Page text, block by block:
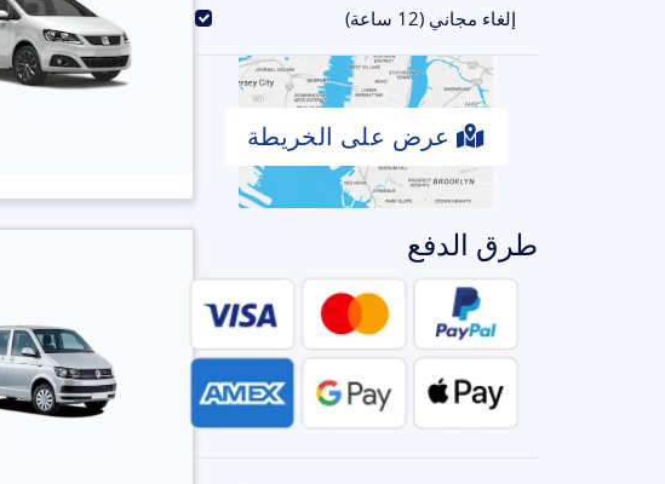
إلغاء مجاني (12 ساعة)
عرض على الخريطة
طرق الدفع